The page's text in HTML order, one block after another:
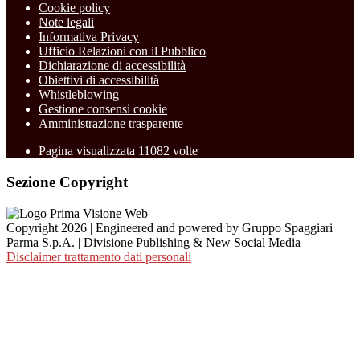
Cookie policy
Note legali
Informativa Privacy
Ufficio Relazioni con il Pubblico
Dichiarazione di accessibilità
Obiettivi di accessibilità
Whistleblowing
Gestione consensi cookie
Amministrazione trasparente
Pagina visualizzata 11082 volte
Sezione Copyright
Copyright 2026 | Engineered and powered by Gruppo Spaggiari
Parma S.p.A. | Divisione Publishing & New Social Media
Disclaimer trattamento dati personali